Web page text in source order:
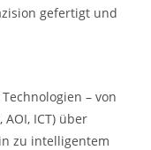
gefertigt und
– von
ICT) über
zu intelligentem